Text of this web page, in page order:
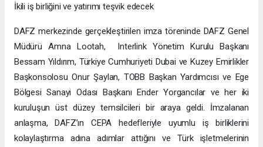
İkili iş birliğini ve yatırımı teşvik edecek
DAFZ merkezinde gerçekleştirilen imza töreninde DAFZ Genel
Müdürü Amna Lootah, Interlink Yönetim Kurulu Başkanı
Bessam Yıldırım, Türkiye Cumhuriyeti Dubai ve Kuzey Emirlikler
Başkonsolosu Onur Şaylan, TOBB Başkan Yardımcısı ve Ege
Bölgesi Sanayi Odası Başkanı Ender Yorgancılar ve her iki
kuruluşun üst düzey temsilcileri bir araya geldi. İmzalanan
anlaşma, DAFZ’ın CEPA hedefleriyle uyumlu iş birliklerini
kolaylaştırma adına adımlar attığını ve Türk işletmelerinin